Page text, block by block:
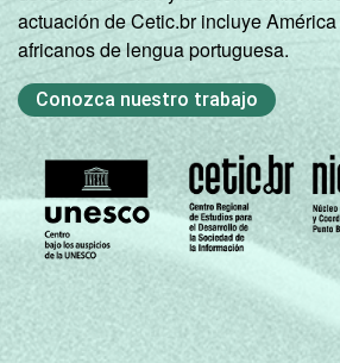
actuación de Cetic.br incluye
africanos de lengua portuguesa.
Conozca nuestro trabajo